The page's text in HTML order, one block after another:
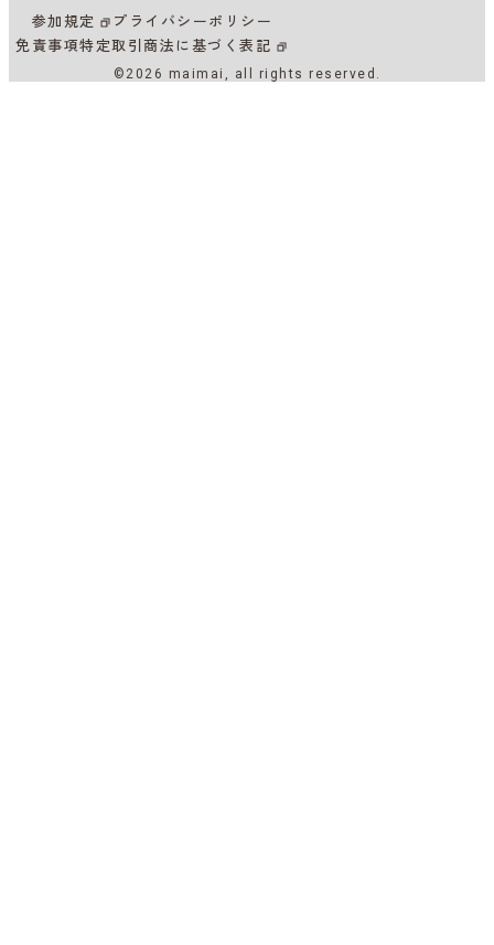
参加規定
プライバシーポリシー
免責事項特定取引商法に基づく表記
©2026 maimai, all rights reserved.